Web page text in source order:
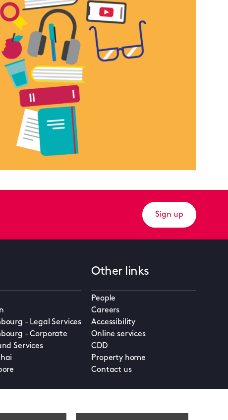
Sign up
- Legal Services
- Corporate
Services
Other links
People
Careers
Accessibility
Online services
CDD
Property home
Contact us